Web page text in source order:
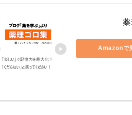
Amazonで